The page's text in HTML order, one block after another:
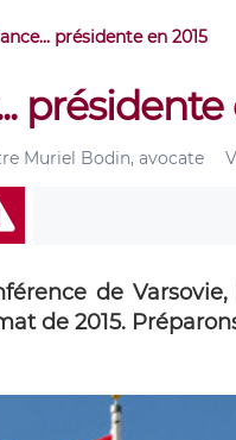
présidente en 2015
présidente
Muriel Bodin, avocate
de
de 2015.